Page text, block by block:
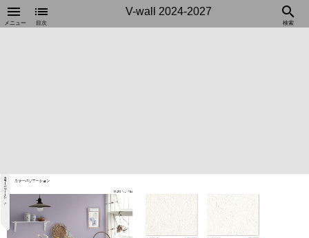
menu
メニュー
V-wall 2024-2027
list
目次
search
検索